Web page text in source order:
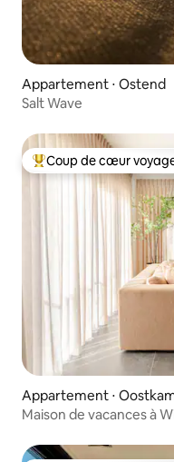
Appartement ⋅ Ostend
Salt Wave
Coups de cœur
Coup de cœur
Appartement ⋅
Maison de vacances à